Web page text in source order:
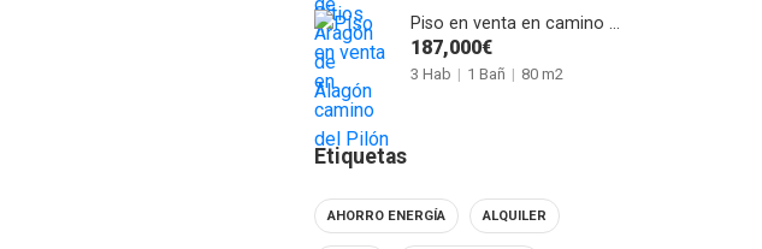
Piso en venta en camino del Pilón
187,000€
3 Hab | 1 Bañ | 80 m2
Etiquetas
AHORRO ENERGÍA ALQUILER